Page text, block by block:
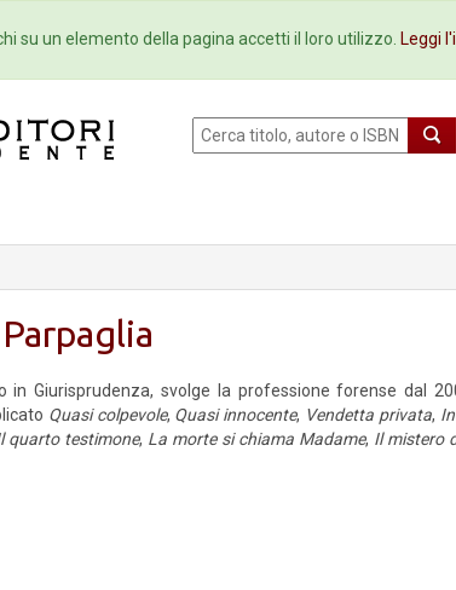
Newsletter Ebookstore
in Giurisprudenza, svolge la professione forense dal
Quasi colpevole, Quasi innocente, Vendetta privata,
quarto testimone, La morte si chiama Madame, Il mistero
su un elemento della pagina accetti il loro utilizzo. Leggi